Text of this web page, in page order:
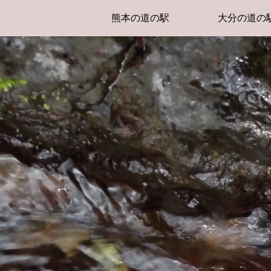
熊本の道の駅 大分の道の